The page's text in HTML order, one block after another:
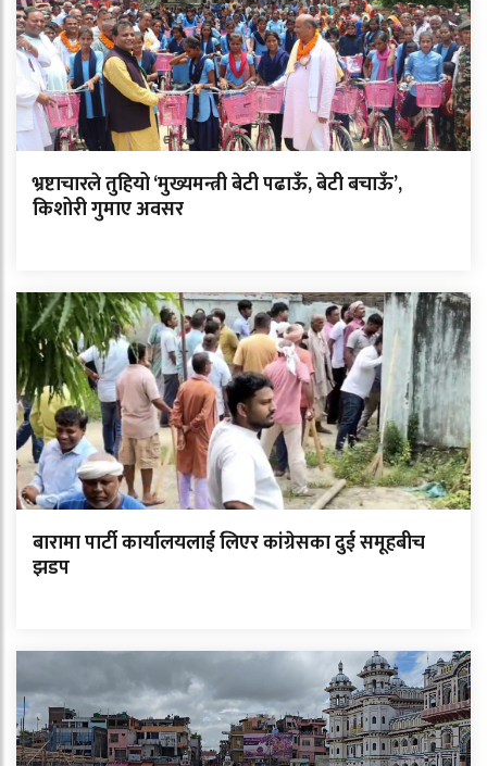
भ्रष्टाचारले तुहियो ‘मुख्यमन्त्री बेटी पढाऊँ, बेटी बचाऊँ’,
किशोरी गुमाए अवसर
बारामा पार्टी कार्यालयलाई लिएर कांग्रेसका दुई समूहबीच
झडप